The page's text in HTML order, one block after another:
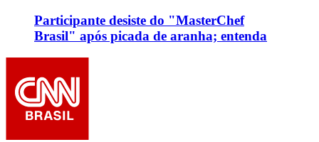
Participante desiste do "MasterChef
Brasil" após picada de aranha; entenda